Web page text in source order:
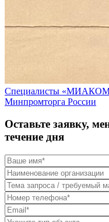
Специалисты
Минпромторга России
Оставьте заявку,
течение дня